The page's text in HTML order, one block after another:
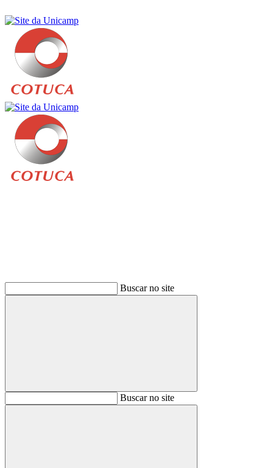
Buscar no site
BuscarBuscar no site